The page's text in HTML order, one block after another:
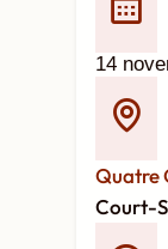
14
Quatre
Court-